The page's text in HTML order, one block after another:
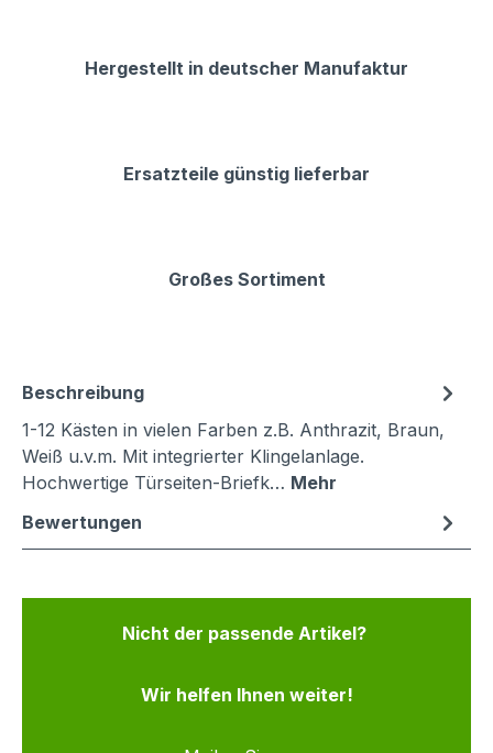
Hergestellt in deutscher Manufaktur
Ersatzteile günstig lieferbar
Großes Sortiment
Beschreibung
1-12 Kästen in vielen Farben z.B. Anthrazit, Braun,
Weiß u.v.m. Mit integrierter Klingelanlage.
Hochwertige Türseiten-Briefk… Mehr
Bewertungen
Nicht der passende Artikel?
Wir helfen Ihnen weiter!